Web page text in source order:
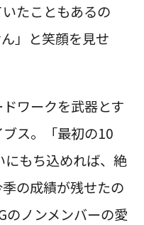
たこともあるの
」と笑顔を見せ
ワークを武器とす
ス。「最初の10
もち込めれば、絶
の成績が残せたの
のノンメンバーの愛